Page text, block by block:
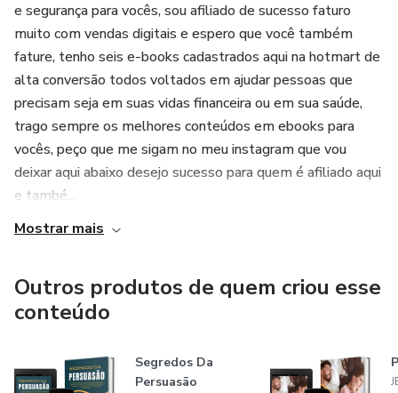
e segurança para vocês, sou afiliado de sucesso faturo
muito com vendas digitais e espero que você também
fature, tenho seis e-books cadastrados aqui na hotmart de
alta conversão todos voltados em ajudar pessoas que
precisam seja em suas vidas financeira ou em sua saúde,
trago sempre os melhores conteúdos em ebooks para
vocês, peço que me sigam no meu instagram que vou
deixar aqui abaixo desejo sucesso para quem é afiliado aqui
e també...
Mostrar mais
Outros produtos de quem criou esse
conteúdo
Segredos Da
Persuasão